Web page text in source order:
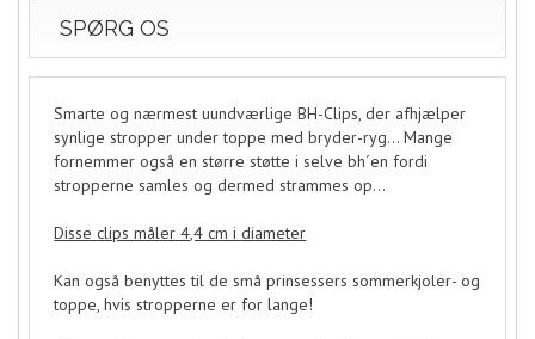
SPØRG OS
Smarte og nærmest uundværlige BH-Clips, der afhjælper
synlige stropper under toppe med bryder-ryg... Mange
fornemmer også en større støtte i selve bh´en fordi
stropperne samles og dermed strammes op...
Disse clips måler 4,4 cm i diameter
Kan også benyttes til de små prinsessers sommerkjoler- og
toppe, hvis stropperne er for lange!